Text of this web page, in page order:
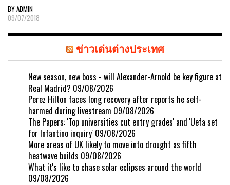
BY ADMIN
09/07/2018
ข่าวเด่นต่างประเทศ
New season, new boss - will Alexander-Arnold be key figure at
Real Madrid? 09/08/2026
Perez Hilton faces long recovery after reports he self-
harmed during livestream 09/08/2026
The Papers: 'Top universities cut entry grades' and 'Uefa set
for Infantino inquiry' 09/08/2026
More areas of UK likely to move into drought as fifth
heatwave builds 09/08/2026
What it's like to chase solar eclipses around the world
09/08/2026